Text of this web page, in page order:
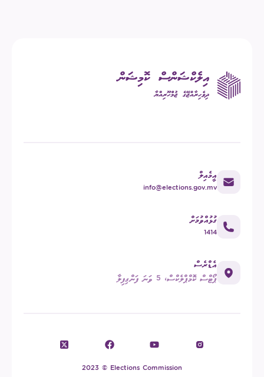
އީމެއިލް
info@elections.gov.mv
ގުޅުއްވުމަށް
1414
އެޑްރެސް
ޕޯޓްސް ކޮމްޕްލެކްސް، 5 ވަނަ ފަންގިފިލާ
2023 © Elections Commission